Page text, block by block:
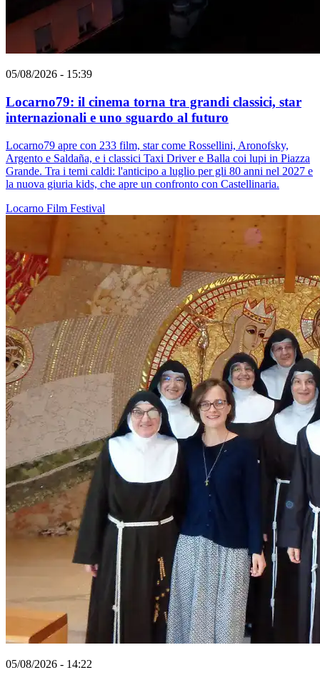
05/08/2026 - 15:39
Locarno79: il cinema torna tra grandi classici, star
internazionali e uno sguardo al futuro
Locarno79 apre con 233 film, star come Rossellini, Aronofsky,
Argento e Saldaña, e i classici Taxi Driver e Balla coi lupi in Piazza
Grande. Tra i temi caldi: l'anticipo a luglio per gli 80 anni nel 2027 e
la nuova giuria kids, che apre un confronto con Castellinaria.
Locarno Film Festival
05/08/2026 - 14:22